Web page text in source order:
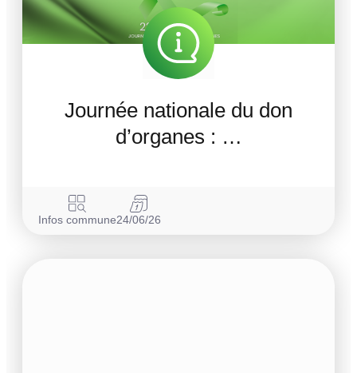
Journée nationale du don
d’organes : …
Infos commune24/06/26